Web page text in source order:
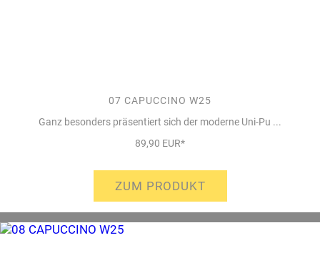
07 CAPUCCINO W25
Ganz besonders präsentiert sich der moderne Uni-Pu ...
89,90 EUR*
ZUM PRODUKT